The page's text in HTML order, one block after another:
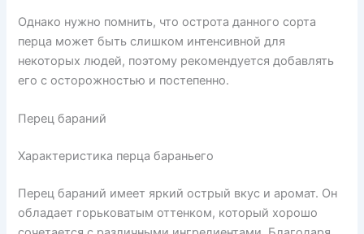
Однако нужно помнить, что острота данного сорта
перца может быть слишком интенсивной для
некоторых людей, поэтому рекомендуется добавлять
его с осторожностью и постепенно.
Перец бараний
Характеристика перца бараньего
Перец бараний имеет яркий острый вкус и аромат. Он
обладает горьковатым оттенком, который хорошо